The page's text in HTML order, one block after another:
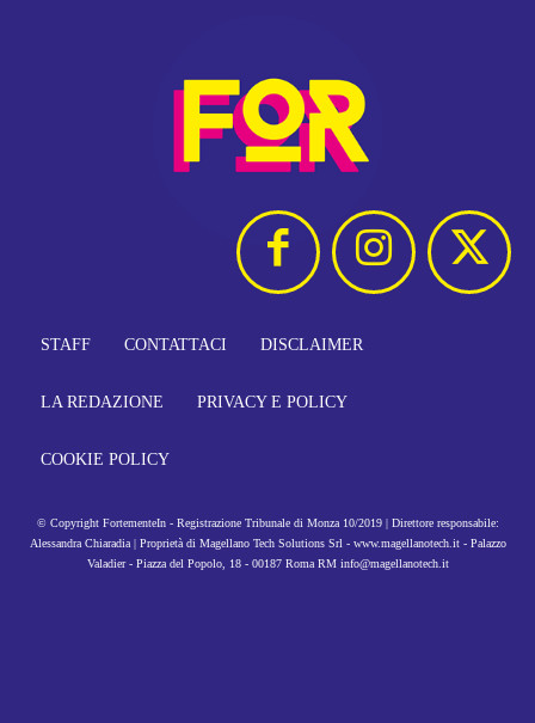
STAFF CONTATTACI DISCLAIMER
LA REDAZIONE PRIVACY E POLICY
COOKIE POLICY
© Copyright FortementeIn - Registrazione Tribunale di Monza 10/2019 | Direttore responsabile:
Alessandra Chiaradia | Proprietà di Magellano Tech Solutions Srl - www.magellanotech.it - Palazzo
Valadier - Piazza del Popolo, 18 - 00187 Roma RM info@magellanotech.it